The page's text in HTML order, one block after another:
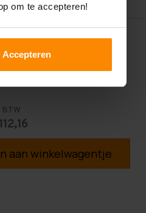
om te accepteren!
Accepteren
BTW
aan winkelwagentje